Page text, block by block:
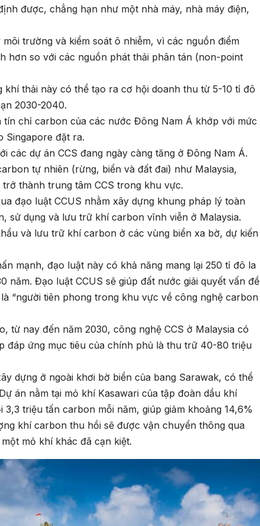
được, chẳng hạn như một nhà máy, nhà máy điện,
trường và kiểm soát ô nhiễm, vì các nguồn điểm
hơn so với các nguồn phát thải phân tán (non-point
thải này có thể tạo ra cơ hội doanh thu từ 5-10 tỉ đô
2030-2040.
chỉ carbon của các nước Đông Nam Á khớp với mức
Singapore đặt ra.
các dự án CCS đang ngày càng tăng ở Đông Nam Á.
tự nhiên (rừng, biển và đất đai) như Malaysia,
thành trung tâm CCS trong khu vực.
đạo luật CCUS nhằm xây dựng khung pháp lý toàn
sử dụng và lưu trữ khí carbon vĩnh viễn ở Malaysia.
và lưu trữ khí carbon ở các vùng biển xa bờ, dự kiến
mạnh, đạo luật này có khả năng mang lại 250 tỉ đô la
năm. Đạo luật CCUS sẽ giúp đất nước giải quyết vấn đề
“người tiên phong trong khu vực về công nghệ carbon
từ nay đến năm 2030, công nghệ CCS ở Malaysia có
đáp ứng mục tiêu của chính phủ là thu trữ 40-80 triệu
dựng ở ngoài khơi bờ biển của bang Sarawak, có thể
án nằm tại mỏ khí Kasawari của tập đoàn dầu khí
triệu tấn carbon mỗi năm, giúp giảm khoảng 14,6%
khí carbon thu hồi sẽ được vận chuyển thông qua
mỏ khí khác đã cạn kiệt.